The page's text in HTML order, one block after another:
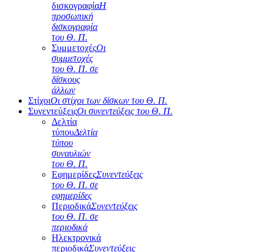
δισκογραφίαΗ
προσωπική
δισκογραφία
του Θ. Π.
ΣυμμετοχέςΟι
συμμετοχές
του Θ. Π. σε
δίσκους
άλλων
ΣτίχοιΟι στίχοι των δίσκων του Θ. Π.
ΣυνεντεύξειςΟι συνεντεύξεις του Θ. Π.
Δελτία
τύπουΔελτία
τύπου
συναυλιών
του Θ. Π.
ΕφημερίδεςΣυνεντεύξεις
του Θ. Π. σε
εφημερίδες
ΠεριοδικάΣυνεντεύξεις
του Θ. Π. σε
περιοδικά
Ηλεκτρονικά
περιοδικάΣυνεντεύξεις